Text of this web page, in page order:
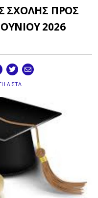
ΣΧΟΛΗΣ ΠΡΟΣ
2026
ΛΙΣΤΑ